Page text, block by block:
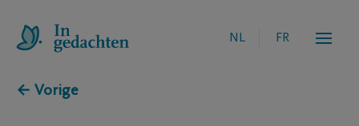
NL FR
← Vorige